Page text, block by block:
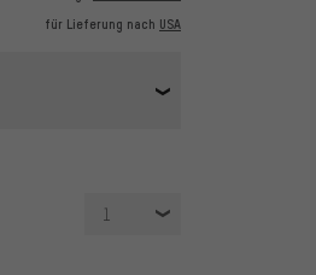
für Lieferung nach USA
1